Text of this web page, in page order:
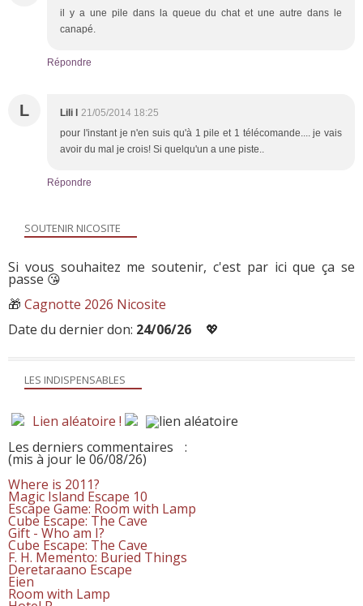
il y a une pile dans la queue du chat et une autre dans le
canapé.
Répondre
L Lili l 21/05/2014 18:25
pour l'instant je n'en suis qu'à 1 pile et 1 télécomande.... je vais
avoir du mal je crois! Si quelqu'un a une piste..
Répondre
LES INDISPENSABLES
Lien aléatoire !
Les derniers commentaires
:
(mis à jour le 06/08/26)
Where is 2011?
Magic Island Escape 10
Escape Game: Room with Lamp
Cube Escape: The Cave
Gift - Who am I?
Cube Escape: The Cave
F. H. Memento: Buried Things
Deretaraano Escape
Eien
Room with Lamp
SOUTENIR NICOSITE
Si vous souhaitez me soutenir, c'est par ici que ça se
passe 😘
🎁 Cagnotte 2026 Nicosite
Date du dernier don: 24/06/26 💖